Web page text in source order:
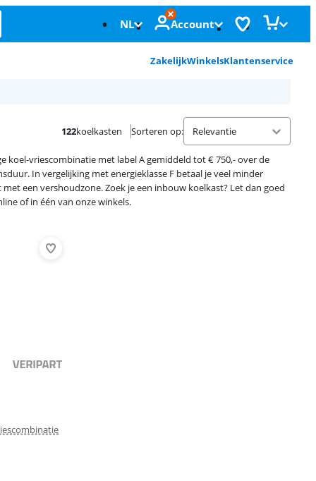
NL Account
ZakelijkWinkelsKlantenservice
122koelkasten Sorteren op:
koel-vriescombinatie met label A gemiddeld tot € 750,- over de
In vergelijking met energieklasse F betaal je veel minder
een vershoudzone. Zoek je een inbouw koelkast? Let dan goed
of in één van onze winkels.